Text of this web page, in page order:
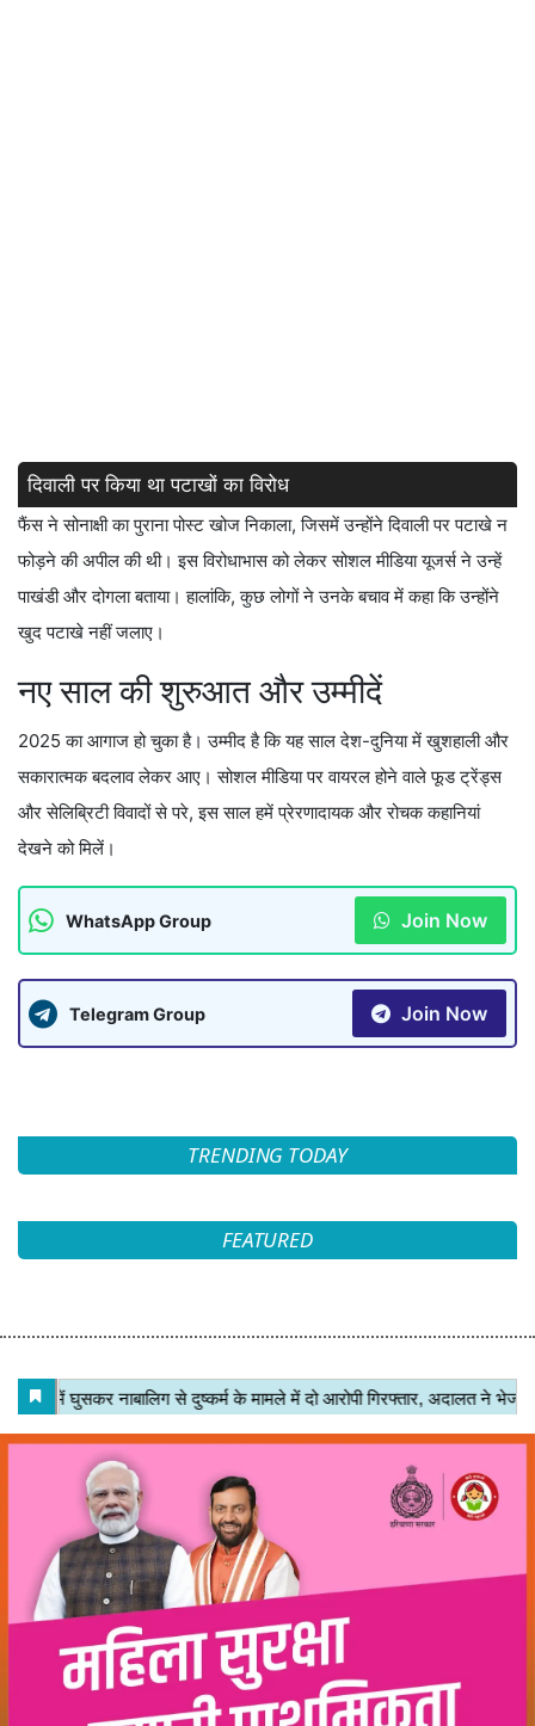
दिवाली पर किया था पटाखों का विरोध
फैंस ने सोनाक्षी का पुराना पोस्ट खोज निकाला, जिसमें उन्होंने दिवाली पर पटाखे न
फोड़ने की अपील की थी। इस विरोधाभास को लेकर सोशल मीडिया यूजर्स ने उन्हें
पाखंडी और दोगला बताया। हालांकि, कुछ लोगों ने उनके बचाव में कहा कि उन्होंने
खुद पटाखे नहीं जलाए।
नए साल की शुरुआत और उम्मीदें
2025 का आगाज हो चुका है। उम्मीद है कि यह साल देश-दुनिया में खुशहाली और
सकारात्मक बदलाव लेकर आए। सोशल मीडिया पर वायरल होने वाले फूड ट्रेंड्स
और सेलिब्रिटी विवादों से परे, इस साल हमें प्रेरणादायक और रोचक कहानियां
देखने को मिलें।
WhatsApp Group Join Now
Telegram Group Join Now
TRENDING TODAY
FEATURED